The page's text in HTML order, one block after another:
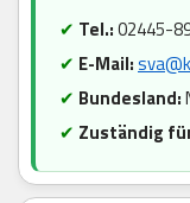
✔ Tel.:02445-
✔ E-Mail:
✔ Bundesland:
✔ Zuständig